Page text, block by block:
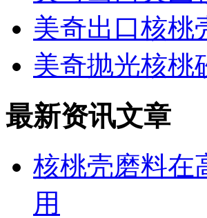
美奇出口核桃
美奇抛光核桃
最新资讯文章
核桃壳磨料在
用